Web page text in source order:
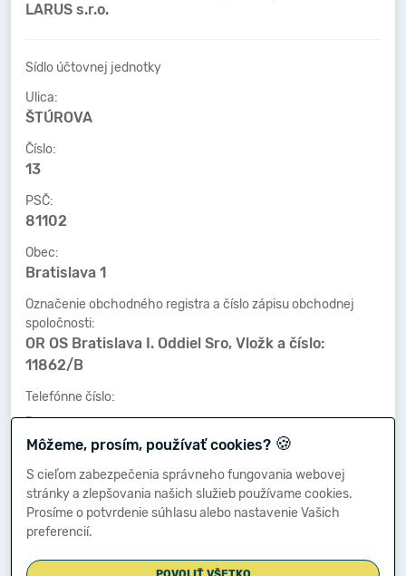
LARUS s.r.o.
Sídlo účtovnej jednotky
Ulica:
ŠTÚROVA
Číslo:
13
PSČ:
81102
Obec:
Bratislava 1
Označenie obchodného registra a číslo zápisu obchodnej
spoločnosti:
OR OS Bratislava I. Oddiel Sro, Vložk a číslo:
11862/B
Telefónne číslo:
-
Faxové číslo:
-
E-mailová adresa:
-
Môžeme, prosím, používať cookies? 🍪
S cieľom zabezpečenia správneho fungovania webovej
stránky a zlepšovania našich služieb používame cookies.
Prosíme o potvrdenie súhlasu alebo nastavenie Vašich
preferencií.